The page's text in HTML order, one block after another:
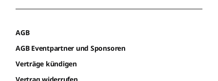
AGB
AGB Eventpartner und Sponsoren
Verträge kündigen